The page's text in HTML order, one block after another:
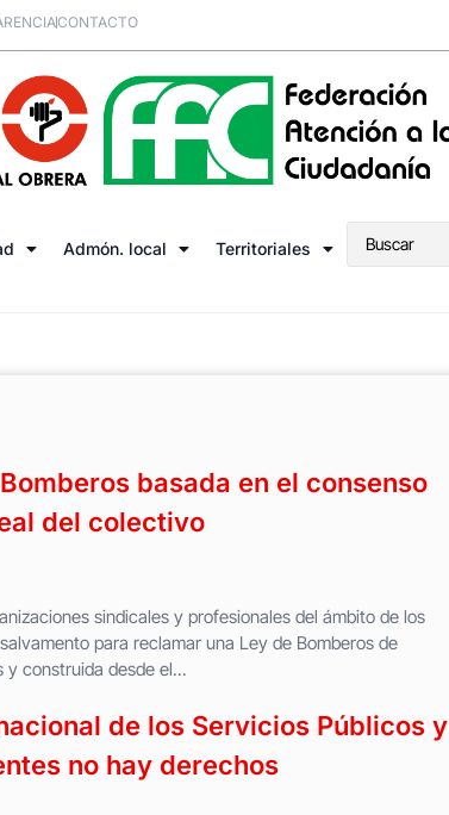
CONTACTO
Admón. local Territoriales
basada en el consenso
del colectivo
sindicales y profesionales del ámbito de los
para reclamar una Ley de Bomberos de
construida desde el...
de los Servicios Públicos y
no hay derechos